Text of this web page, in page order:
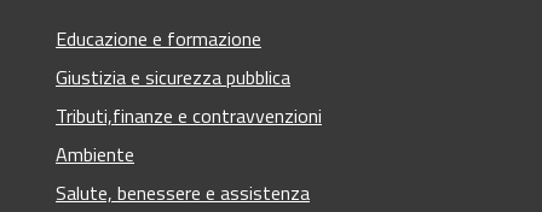
Educazione e formazione
Giustizia e sicurezza pubblica
Tributi,finanze e contravvenzioni
Ambiente
Salute, benessere e assistenza